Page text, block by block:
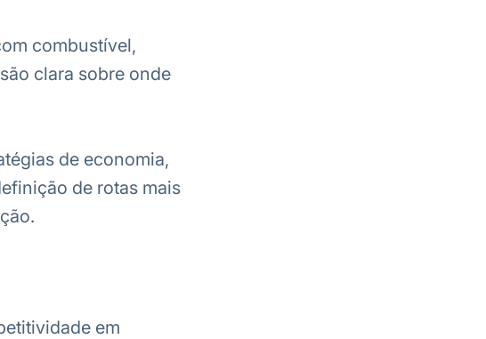
combustível,
clara sobre onde
de economia,
de rotas mais
em